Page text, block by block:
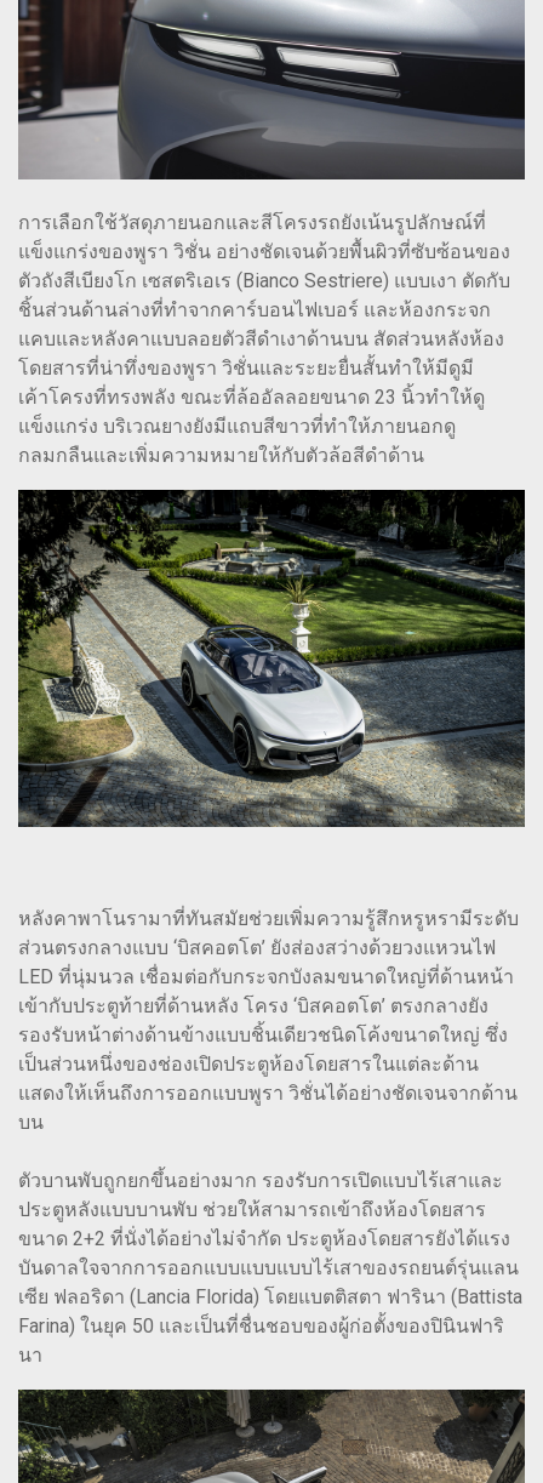
การเลือกใช้วัสดุภายนอกและสีโครงรถยังเน้นรูปลักษณ์ที่
แข็งแกร่งของพูรา วิชั่น อย่างชัดเจนด้วยพื้นผิวที่ซับซ้อนของ
ตัวถังสีเบียงโก เซสตริเอเร (Bianco Sestriere) แบบเงา ตัดกับ
ชิ้นส่วนด้านล่างที่ทำจากคาร์บอนไฟเบอร์ และห้องกระจก
แคบและหลังคาแบบลอยตัวสีดำเงาด้านบน สัดส่วนหลังห้อง
โดยสารที่น่าทึ่งของพูรา วิชั่นและระยะยื่นสั้นทำให้มีดูมี
เค้าโครงที่ทรงพลัง ขณะที่ล้ออัลลอยขนาด 23 นิ้วทำให้ดู
แข็งแกร่ง บริเวณยางยังมีแถบสีขาวที่ทำให้ภายนอกดู
กลมกลืนและเพิ่มความหมายให้กับตัวล้อสีดำด้าน
หลังคาพาโนรามาที่ทันสมัยช่วยเพิ่มความรู้สึกหรูหรามีระดับ
ส่วนตรงกลางแบบ ‘บิสคอตโต’ ยังส่องสว่างด้วยวงแหวนไฟ
LED ที่นุ่มนวล เชื่อมต่อกับกระจกบังลมขนาดใหญ่ที่ด้านหน้า
เข้ากับประตูท้ายที่ด้านหลัง โครง ‘บิสคอตโต’ ตรงกลางยัง
รองรับหน้าต่างด้านข้างแบบชิ้นเดียวชนิดโค้งขนาดใหญ่ ซึ่ง
เป็นส่วนหนึ่งของช่องเปิดประตูห้องโดยสารในแต่ละด้าน
แสดงให้เห็นถึงการออกแบบพูรา วิชั่นได้อย่างชัดเจนจากด้าน
บน
ตัวบานพับถูกยกขึ้นอย่างมาก รองรับการเปิดแบบไร้เสาและ
ประตูหลังแบบบานพับ ช่วยให้สามารถเข้าถึงห้องโดยสาร
ขนาด 2+2 ที่นั่งได้อย่างไม่จำกัด ประตูห้องโดยสารยังได้แรง
บันดาลใจจากการออกแบบแบบแบบไร้เสาของรถยนต์รุ่นแลน
เซีย ฟลอริดา (Lancia Florida) โดยแบตติสตา ฟารินา (Battista
Farina) ในยุค 50 และเป็นที่ชื่นชอบของผู้ก่อตั้งของปินินฟาริ
นา